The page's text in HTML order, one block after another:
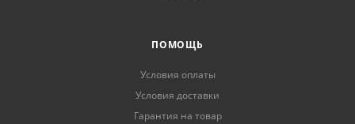
ПОМОЩЬ
Условия оплаты
Условия доставки
Гарантия на товар